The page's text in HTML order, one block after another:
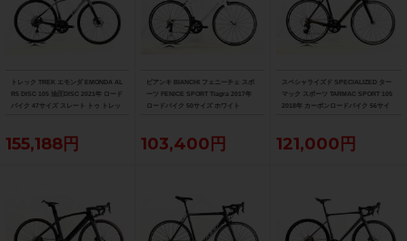
トレック TREK エモンダ EMONDA AL
R5 DISC 105 油圧DISC 2021年 ロード
バイク 47サイズ スレート トゥ トレッ
155,188円
ビアンキ BIANCHI フェニーチェ スポ
ーツ FENICE SPORT Tiagra 2017年
ロードバイク 50サイズ ホワイト
103,400円
スペシャライズド SPECIALIZED ター
マック スポーツ TARMAC SPORT 105
2018年 カーボンロードバイク 56サイ
121,000円